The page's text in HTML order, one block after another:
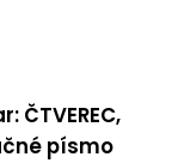
ČTVEREC,
písmo